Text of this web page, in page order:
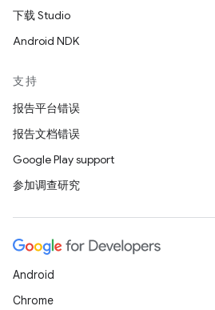
下载 Studio
Android NDK
支持
报告平台错误
报告文档错误
Google Play support
参加调查研究
Android
Chrome